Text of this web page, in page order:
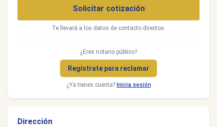
Solicitar cotización
Te llevará a los datos de contacto directos.
¿Eres notario público?
Regístrate para reclamar
¿Ya tienes cuenta? Inicia sesión
Dirección